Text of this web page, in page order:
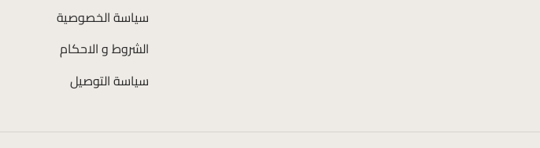
سياسة الخصوصية
الشروط و الاحكام
سياسة التوصيل